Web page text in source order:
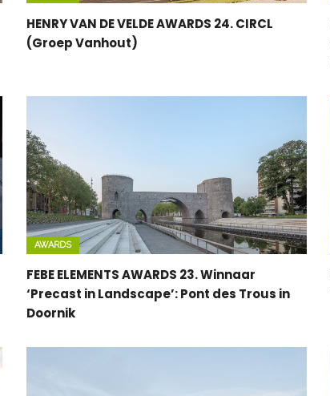
HENRY VAN DE VELDE AWARDS 24. CIRCL
(Groep Vanhout)
AWARDS
FEBE ELEMENTS AWARDS 23. Winnaar
‘Precast in Landscape’: Pont des Trous in
Doornik